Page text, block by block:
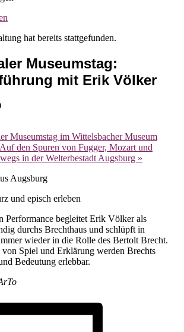
hat bereits stattgefunden.
Museumstag:
mit Erik Völker
Museumstag im Wittelsbacher Museum
den Spuren von Fugger, Mozart und
in der Welterbestadt Augsburg »
und episch erleben
Performance begleitet Erik Völker als
durchs Brechthaus und schlüpft in
wieder in die Rolle des Bertolt Brecht.
von Spiel und Erklärung werden Brechts
Bedeutung erlebbar.